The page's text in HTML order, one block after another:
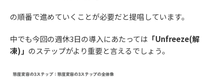
の順番で進めていくことが必要だと提唱しています。
中でも今回の週休3日の導入にあたっては 「Unfreeze(解
凍)」 のステップがより重要と言えるでしょう。